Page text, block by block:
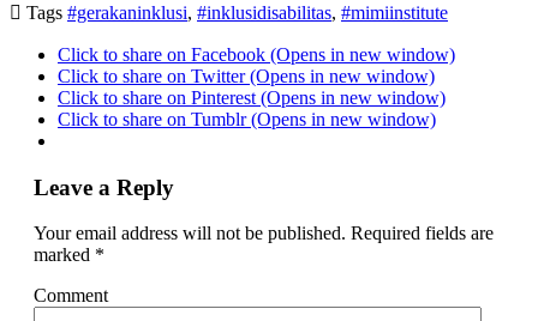
 Tags #gerakaninklusi, #inklusidisabilitas, #mimiinstitute
Click to share on Facebook (Opens in new window)
Click to share on Twitter (Opens in new window)
Click to share on Pinterest (Opens in new window)
Click to share on Tumblr (Opens in new window)
Leave a Reply
Your email address will not be published. Required fields are
marked *
Comment